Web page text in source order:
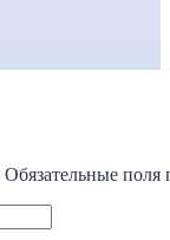
Обязательные